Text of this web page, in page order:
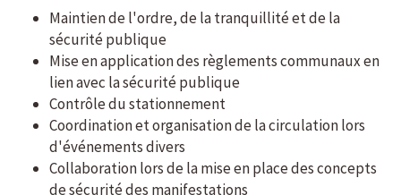
Maintien de l'ordre, de la tranquillité et de la
sécurité publique
Mise en application des règlements communaux en
lien avec la sécurité publique
Contrôle du stationnement
Coordination et organisation de la circulation lors
d'événements divers
Collaboration lors de la mise en place des concepts
de sécurité des manifestations